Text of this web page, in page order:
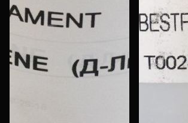
Сертификаты
Система скидок
Оплата и доставка
Для крупных 3D-печатников